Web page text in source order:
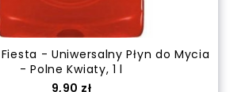
Fiesta - Uniwersalny Płyn do Mycia
- Polne Kwiaty, 1 l
Cena
9,90 zł